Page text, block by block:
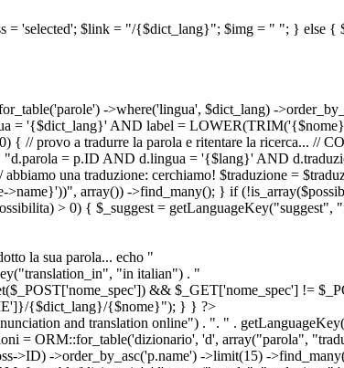
= 'selected'; $link = "/{$dict_lang}"; $img = " "; } else {
->where('lingua', $dict_lang) -
= '{$dict_lang}' AND label =
// provo a tradurre la parola e ritentare la ricerca... //
= p.ID AND d.lingua = '{$lang}' AND
una traduzione: cerchiamo! $traduzione =
array()) ->find_many(); } if
> 0) { $_suggest = getLanguageKey("suggest",
la sua parola... echo "
"in italian") . "
&& $_GET['nome_spec'] !=
{$dict_lang}/{$nome}"); } } ?>
and translation online") . ". " .
= ORM::for_table('dizionario', 'd', array("parola",
->order_by_asc('p.name') ->limit(15) -